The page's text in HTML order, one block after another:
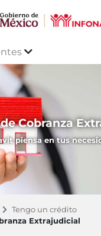
Cobranza
piensa en tus
Tengo un crédito
Extrajudicial